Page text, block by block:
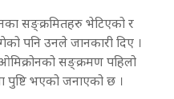
सङ्क्रमितहरु भेटिएको र
पनि उनले जानकारी दिए ।
सङ्क्रमण पहिलो
पुष्टि भएको जनाएको छ ।